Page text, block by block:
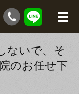
ないで、そ
のお任せ下